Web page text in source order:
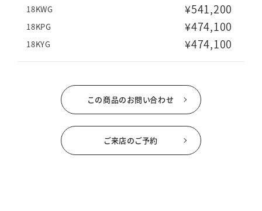
18KWG ¥541,200
18KPG ¥474,100
18KYG ¥474,100
この商品のお問い合わせ
ご来店のご予約